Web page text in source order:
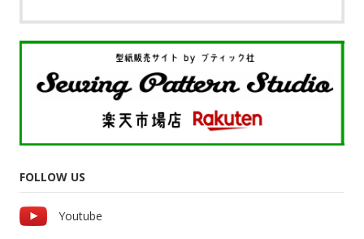
FOLLOW US
Youtube